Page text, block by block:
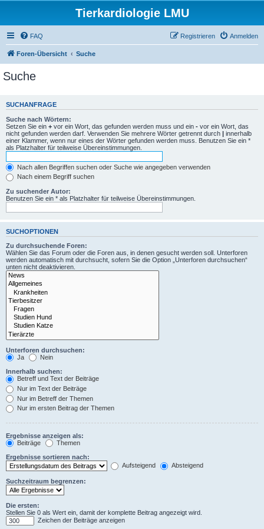
Tierkardiologie LMU
FAQ Anmelden
Registrieren
Foren-Übersicht Suche
Suche
SUCHANFRAGE
Suche nach Wörtern:
Setzen Sie ein + vor ein Wort, das gefunden werden muss und ein - vor ein Wort, das
nicht gefunden werden darf. Verwenden Sie mehrere Wörter getrennt durch | innerhalb
einer Klammer, wenn nur eines der Wörter gefunden werden muss. Benutzen Sie ein *
als Platzhalter für teilweise Übereinstimmungen.
Nach allen Begriffen suchen oder Suche wie angegeben verwenden
Nach einem Begriff suchen
Zu suchender Autor:
Benutzen Sie ein * als Platzhalter für teilweise Übereinstimmungen.
SUCHOPTIONEN
Zu durchsuchende Foren:
Wählen Sie das Forum oder die Foren aus, in denen gesucht werden soll. Unterforen
werden automatisch mit durchsucht, sofern Sie die Option „Unterforen durchsuchen“
unten nicht deaktivieren.
Unterforen durchsuchen:
Ja
Nein
Innerhalb suchen:
Betreff und Text der Beiträge
Nur im Text der Beiträge
Nur im Betreff der Themen
Nur im ersten Beitrag der Themen
Ergebnisse anzeigen als:
Beiträge
Themen
Ergebnisse sortieren nach:
Aufsteigend
Absteigend
Suchzeitraum begrenzen:
Die ersten:
Stellen Sie 0 als Wert ein, damit der komplette Beitrag angezeigt wird.
Zeichen der Beiträge anzeigen